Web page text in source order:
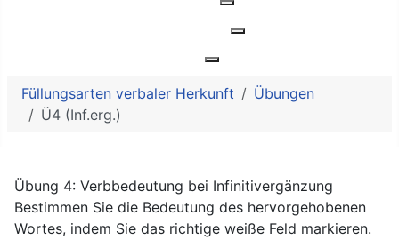
Füllungsarten verbaler Herkunft
Übungen
Ü4 (Inf.erg.)
Übung 4: Verbbedeutung bei Infinitivergänzung
Bestimmen Sie die Bedeutung des hervorgehobenen
Wortes, indem Sie das richtige weiße Feld markieren.